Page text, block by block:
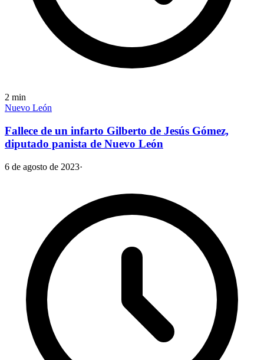
2 min
Nuevo León
Fallece de un infarto Gilberto de Jesús Gómez,
diputado panista de Nuevo León
6 de agosto de 2023·